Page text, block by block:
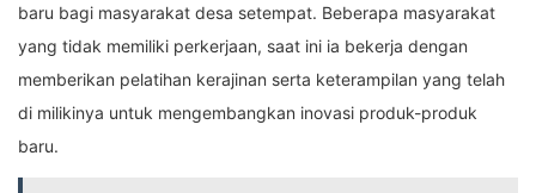
baru bagi masyarakat desa setempat. Beberapa masyarakat
yang tidak memiliki perkerjaan, saat ini ia bekerja dengan
memberikan pelatihan kerajinan serta keterampilan yang telah
di milikinya untuk mengembangkan inovasi produk-produk
baru.